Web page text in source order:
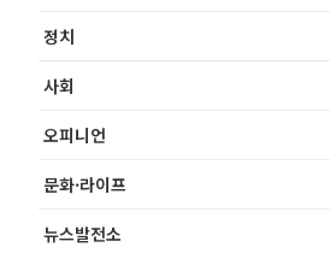
정치
사회
오피니언
문화·라이프
뉴스발전소